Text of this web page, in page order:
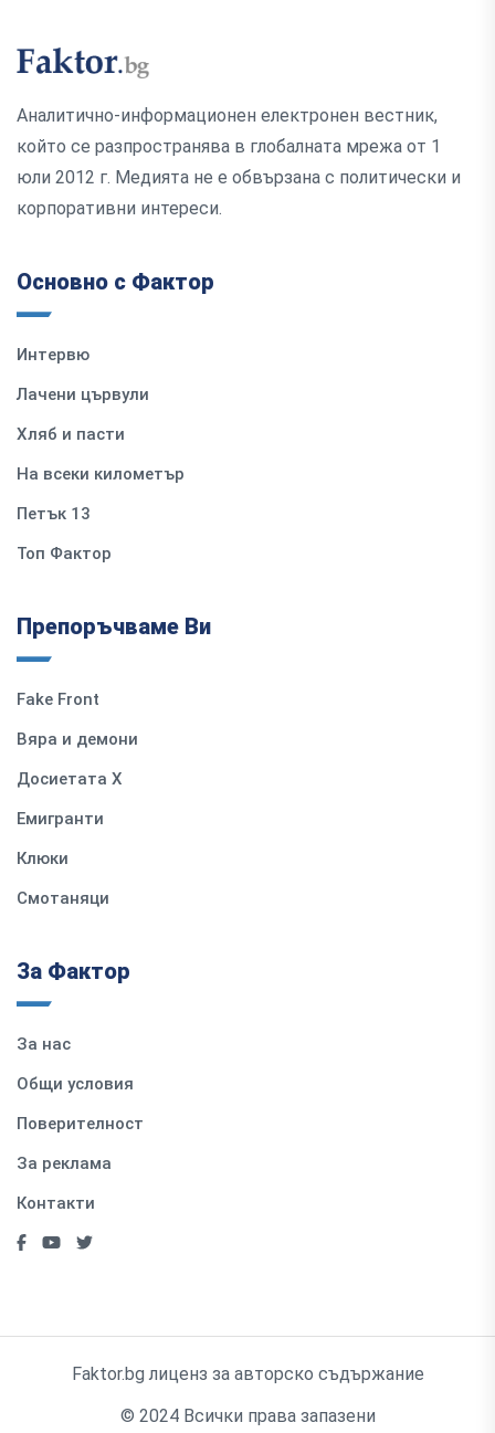
Аналитично-информационен електронен вестник,
който се разпространява в глобалната мрежа от 1
юли 2012 г. Медията не е обвързана с политически и
корпоративни интереси.
Основно с Фактор
Интервю
Лачени цървули
Хляб и пасти
На всеки километър
Петък 13
Топ Фактор
Препоръчваме Ви
Fake Front
Вяра и демони
Досиетата Х
Емигранти
Клюки
Смотаняци
За Фактор
За нас
Общи условия
Поверителност
За реклама
Контакти
Faktor.bg лиценз за авторско съдържание
© 2024 Всички права запазени